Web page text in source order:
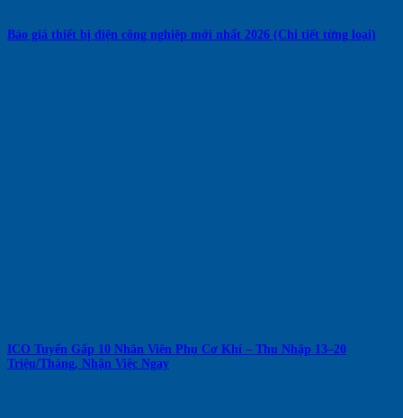
Báo giá thiết bị điện công nghiệp mới nhất 2026 (Chi tiết từng loại)
ICO Tuyển Gấp 10 Nhân Viên Phụ Cơ Khí – Thu Nhập 13–20
Triệu/Tháng, Nhận Việc Ngay